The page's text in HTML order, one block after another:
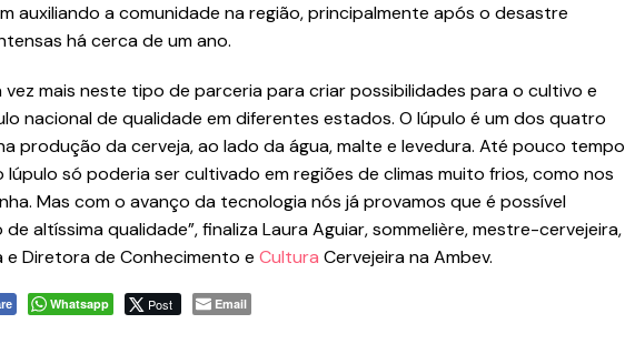
auxiliando a comunidade na região, principalmente após o desastre
há cerca de um ano.
vez mais neste tipo de parceria para criar possibilidades para o cultivo e
nacional de qualidade em diferentes estados. O lúpulo é um dos quatro
produção da cerveja, ao lado da água, malte e levedura. Até pouco tempo
só poderia ser cultivado em regiões de climas muito frios, como nos
Mas com o avanço da tecnologia nós já provamos que é possível
altíssima qualidade”, finaliza Laura Aguiar, sommelière, mestre-cervejeira,
Diretora de Conhecimento e Cultura Cervejeira na Ambev.
Whatsapp Post Email